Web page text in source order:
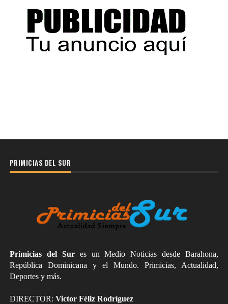
PRIMICIAS DEL SUR
Primicias del Sures un Medio Noticias desde Barahona,
República Dominicana y el Mundo. Primicias, Actualidad,
Deportes y más.
DIRECTOR: Victor Féliz Rodríguez